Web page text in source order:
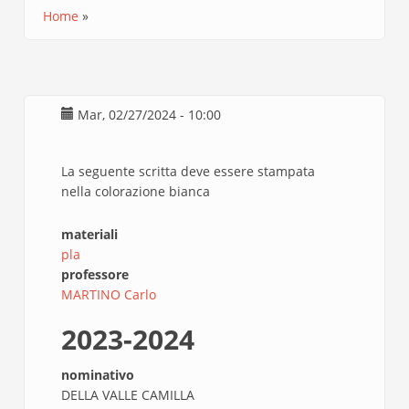
Home
Mar, 02/27/2024 - 10:00
La seguente scritta deve essere stampata
nella colorazione bianca
materiali
pla
professore
MARTINO Carlo
2023-2024
nominativo
DELLA VALLE CAMILLA